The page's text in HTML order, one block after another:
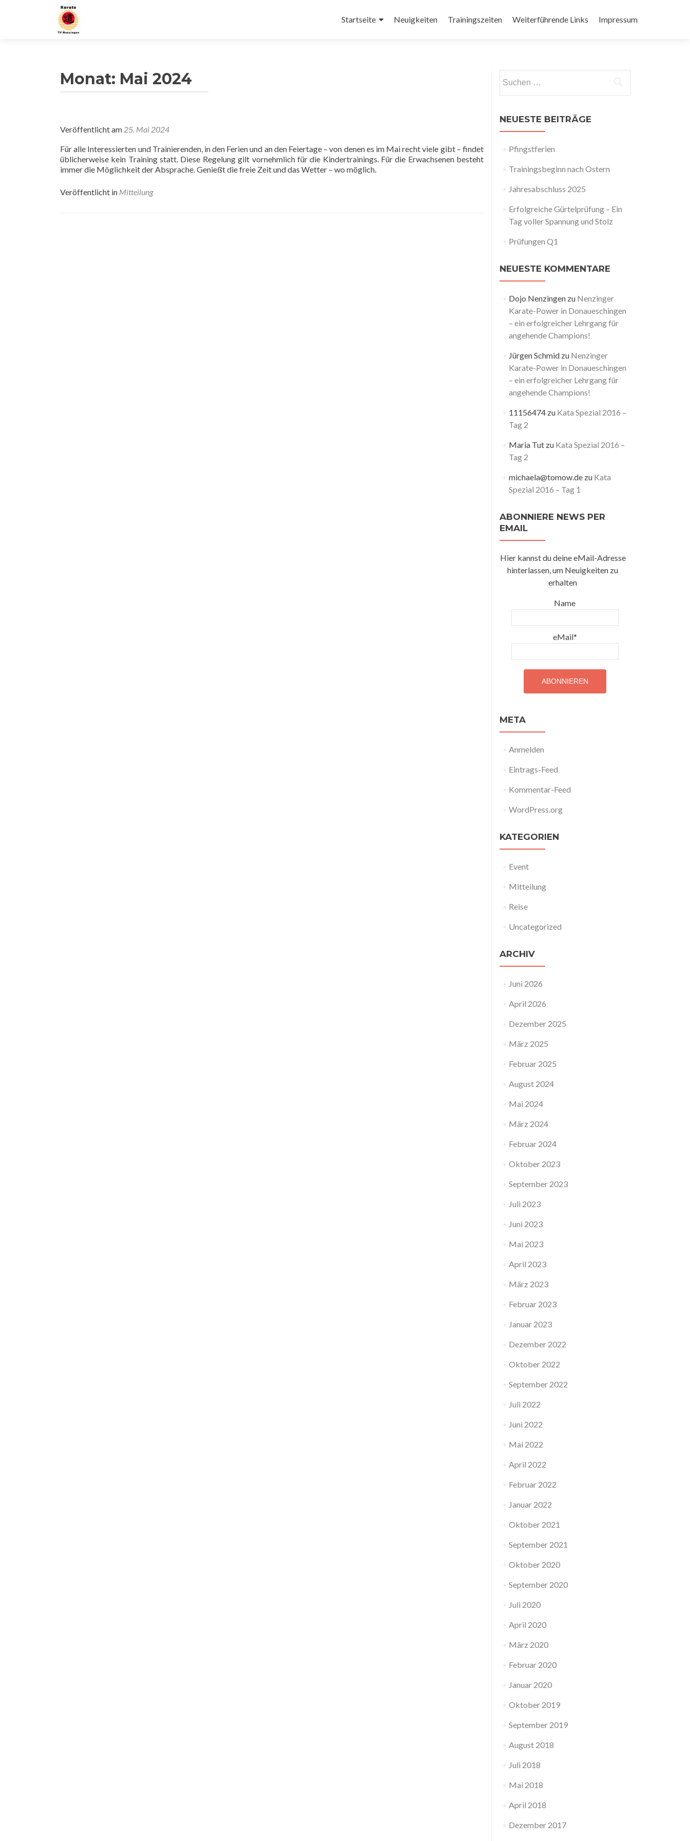
Inhalt
Startseite Neuigkeiten Trainingszeiten Weiterführende Links Impressum
Monat: Mai 2024
Veröffentlicht am 25. Mai 2024
Für alle Interessierten und Trainierenden, in den Ferien und an den Feiertage – von denen es im Mai recht viele gibt – findet
üblicherweise kein Training statt. Diese Regelung gilt vornehmlich für die Kindertrainings. Für die Erwachsenen besteht
immer die Möglichkeit der Absprache. Genießt die freie Zeit und das Wetter – wo möglich.
Veröffentlicht in Mitteilung
nach:
NEUESTE BEITRÄGE
Pfingstferien
Trainingsbeginn nach Ostern
Jahresabschluss 2025
Erfolgreiche Gürtelprüfung – Ein
Tag voller Spannung und Stolz
Prüfungen Q1
NEUESTE KOMMENTARE
Dojo Nenzingenzu Nenzinger
Karate-Power in Donaueschingen
– ein erfolgreicher Lehrgang für
angehende Champions!
Jürgen Schmidzu Nenzinger
Karate-Power in Donaueschingen
– ein erfolgreicher Lehrgang für
angehende Champions!
11156474zu Kata Spezial 2016 –
Tag 2
Maria Tutzu Kata Spezial 2016 –
Tag 2
michaela@tomow.dezu Kata
Spezial 2016 – Tag 1
ABONNIERE NEWS PER
EMAIL
Hier kannst du deine eMail-Adresse
hinterlassen, um Neuigkeiten zu
erhalten
Name
eMail*
META
Anmelden
Eintrags-Feed
Kommentar-Feed
WordPress.org
KATEGORIEN
Event
Mitteilung
Reise
Uncategorized
ARCHIV
Juni 2026
April 2026
Dezember 2025
März 2025
Februar 2025
August 2024
Mai 2024
März 2024
Februar 2024
Oktober 2023
September 2023
Juli 2023
Juni 2023
Mai 2023
April 2023
März 2023
Februar 2023
Januar 2023
Dezember 2022
Oktober 2022
September 2022
Juli 2022
Juni 2022
Mai 2022
April 2022
Februar 2022
Januar 2022
Oktober 2021
September 2021
Oktober 2020
September 2020
Juli 2020
April 2020
März 2020
Februar 2020
Januar 2020
Oktober 2019
September 2019
August 2018
Juli 2018
Mai 2018
April 2018
Dezember 2017